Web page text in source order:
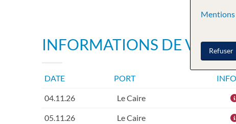
INFORMATIONS DE
DATE PORT INFO
04.11.26 Le Caire
05.11.26 Le Caire
Mentions
Refuser